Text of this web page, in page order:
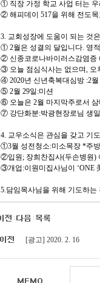
① 직장 가정 학교 사업 터는
② 해피데이 517을 위해 전도목
3. 교회성장에 도움이 되는 것
① 2월은 성결의 달입니다. 영
② 신종코로나바이러스감염증
③ 오늘 점심식사는 없으며, 오
④ 2020년 신년축복대심방 :2
⑤ 2월 29일:미션
⑥ 오늘은 2월 마지막주로서
⑦ 강단화분:박광현장로님 생
4. 교우소식은 관심을 갖고 기
①3월 성전청소:미소목장 *주
②입원; 장희찬집사(두손병원)
③개업:이원미집사님이 ‘ONE
5.담임목사님을 위해 기도하
[광고] 2020. 2. 16